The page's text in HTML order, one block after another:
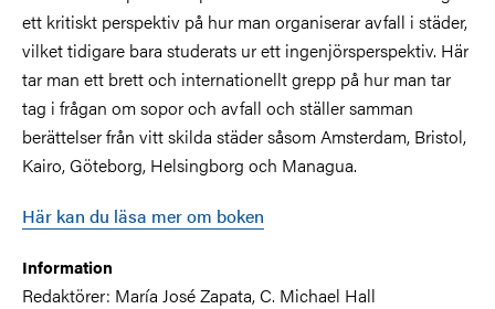
ett kritiskt perspektiv på hur man organiserar avfall i städer,
vilket tidigare bara studerats ur ett ingenjörsperspektiv. Här
tar man ett brett och internationellt grepp på hur man tar
tag i frågan om sopor och avfall och ställer samman
berättelser från vitt skilda städer såsom Amsterdam, Bristol,
Kairo, Göteborg, Helsingborg och Managua.
Här kan du läsa mer om boken
Information
Redaktörer: María José Zapata, C. Michael Hall